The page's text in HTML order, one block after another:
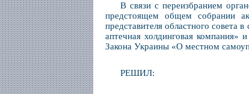
В связи с переизбранием
предстоящем общем собрании
представителя областного совета
аптечная холдинговая компания»
Закона Украины «О местном
РЕШИЛ: